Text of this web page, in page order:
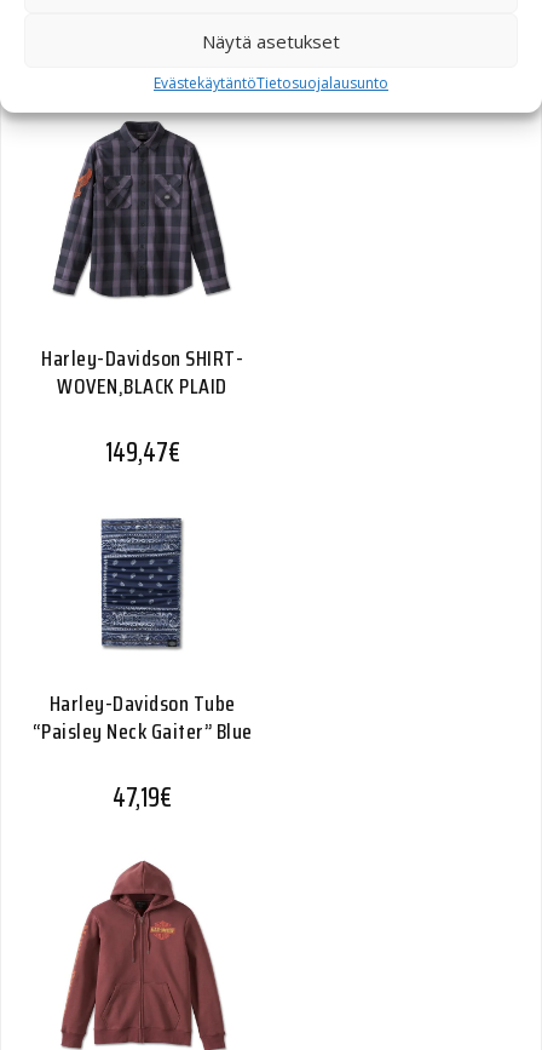
Näytä asetukset
EvästekäytäntöTietosuojalausunto
Harley-Davidson SHIRT-
WOVEN,BLACK PLAID
149,47€
Harley-Davidson Tube
“Paisley Neck Gaiter” Blue
47,19€